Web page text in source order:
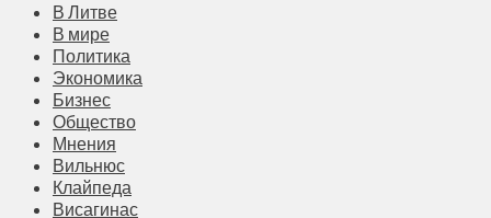
В Литве
В мире
Политика
Экономика
Бизнес
Общество
Мнения
Вильнюс
Клайпеда
Висагинас